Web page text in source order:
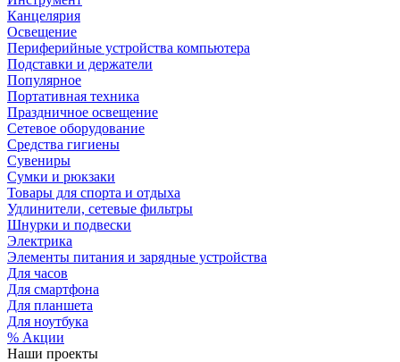
Канцелярия
Освещение
Периферийные устройства компьютера
Подставки и держатели
Популярное
Портативная техника
Праздничное освещение
Сетевое оборудование
Средства гигиены
Сувениры
Сумки и рюкзаки
Товары для спорта и отдыха
Удлинители, сетевые фильтры
Шнурки и подвески
Электрика
Элементы питания и зарядные устройства
Для часов
Для смартфона
Для планшета
Для ноутбука
% Акции
Наши проекты